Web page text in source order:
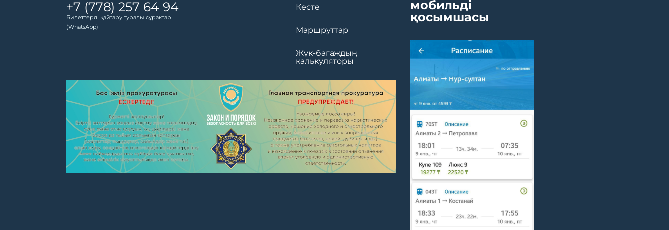
+7 (778) 257 64 94
Билеттерді қайтару туралы сұрақтар
(WhatsApp)
Кесте
Маршруттар
Жүк-багаждың
калькуляторы
мобильді
қосымшасы